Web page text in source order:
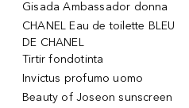
Gisada Ambassador donna
CHANEL Eau de toilette BLEU
DE CHANEL
Tirtir fondotinta
Invictus profumo uomo
Beauty of Joseon sunscreen